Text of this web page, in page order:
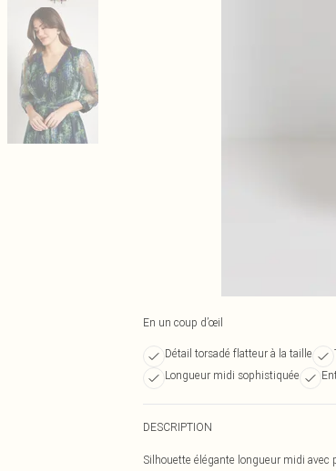
En un coup d’œil
Détail torsadé flatteur à la taille
Longueur midi sophistiquée
DESCRIPTION
Silhouette élégante longueur midi